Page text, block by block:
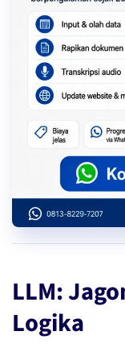
LLM:
Logika